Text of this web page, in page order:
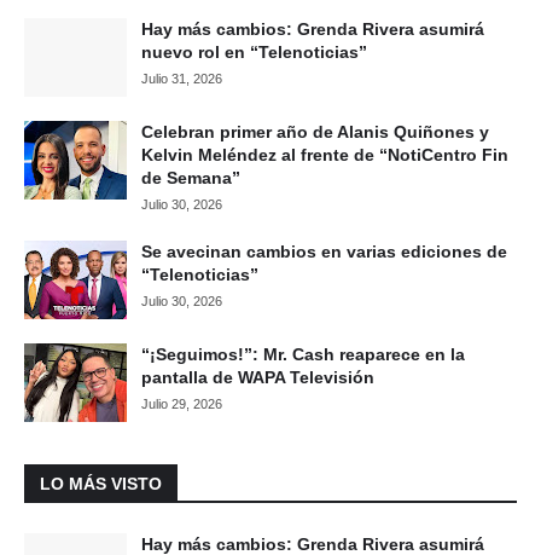
Hay más cambios: Grenda Rivera asumirá
nuevo rol en “Telenoticias”
Julio 31, 2026
Celebran primer año de Alanis Quiñones y
Kelvin Meléndez al frente de “NotiCentro Fin
de Semana”
Julio 30, 2026
Se avecinan cambios en varias ediciones de
“Telenoticias”
Julio 30, 2026
“¡Seguimos!”: Mr. Cash reaparece en la
pantalla de WAPA Televisión
Julio 29, 2026
LO MÁS VISTO
Hay más cambios: Grenda Rivera asumirá